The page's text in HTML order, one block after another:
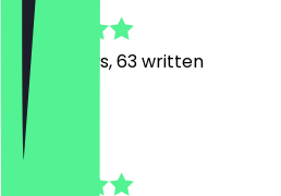
616
Reviews, 63 written
Rebekka